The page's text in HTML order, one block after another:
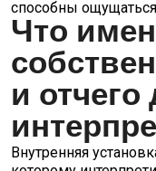
способны
Что
и
Внутренняя